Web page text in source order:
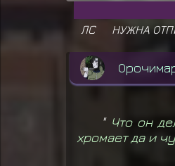
ЛС
НУЖНА
" Что он
хромает да и